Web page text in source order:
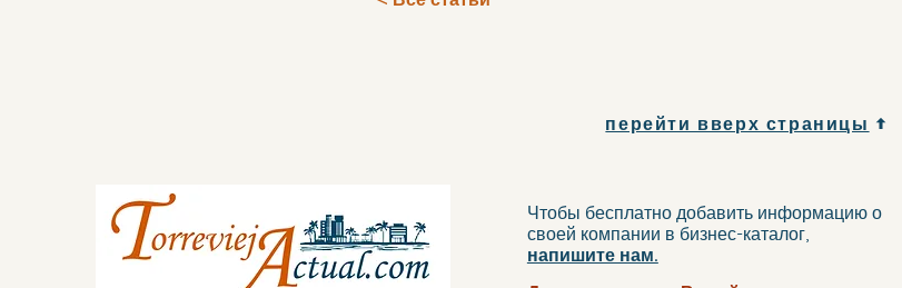
перейти вверх страницы
Чтобы бесплатно добавить информацию о
своей компании в бизнес-каталог,
напишите нам.